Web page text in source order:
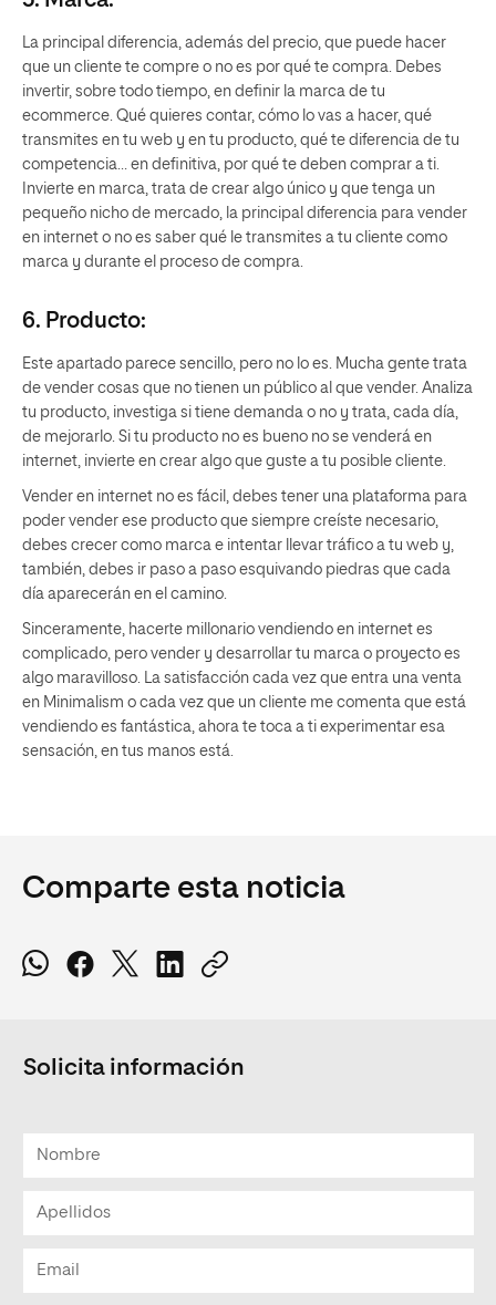
La principal diferencia, además del precio, que puede hacer
que un cliente te compre o no es por qué te compra. Debes
invertir, sobre todo tiempo, en definir la marca de tu
ecommerce. Qué quieres contar, cómo lo vas a hacer, qué
transmites en tu web y en tu producto, qué te diferencia de tu
competencia… en definitiva, por qué te deben comprar a ti.
Invierte en marca, trata de crear algo único y que tenga un
pequeño nicho de mercado, la principal diferencia para vender
en internet o no es saber qué le transmites a tu cliente como
marca y durante el proceso de compra.
6. Producto:
Este apartado parece sencillo, pero no lo es. Mucha gente trata
de vender cosas que no tienen un público al que vender. Analiza
tu producto, investiga si tiene demanda o no y trata, cada día,
de mejorarlo. Si tu producto no es bueno no se venderá en
internet, invierte en crear algo que guste a tu posible cliente.
Vender en internet no es fácil, debes tener una plataforma para
poder vender ese producto que siempre creíste necesario,
debes crecer como marca e intentar llevar tráfico a tu web y,
también, debes ir paso a paso esquivando piedras que cada
día aparecerán en el camino.
Sinceramente, hacerte millonario vendiendo en internet es
complicado, pero vender y desarrollar tu marca o proyecto es
algo maravilloso. La satisfacción cada vez que entra una venta
en Minimalism o cada vez que un cliente me comenta que está
vendiendo es fantástica, ahora te toca a ti experimentar esa
sensación, en tus manos está.
Comparte esta noticia
Solicita información